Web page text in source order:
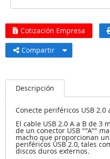
Cotización Empresa
Compartir
Descripción
Conecte periféricos USB
El cable USB 2.0 A a B de 3
de un conector USB ""A""
macho que proporcionan
periféricos USB 2.0, tales
discos duros externos.